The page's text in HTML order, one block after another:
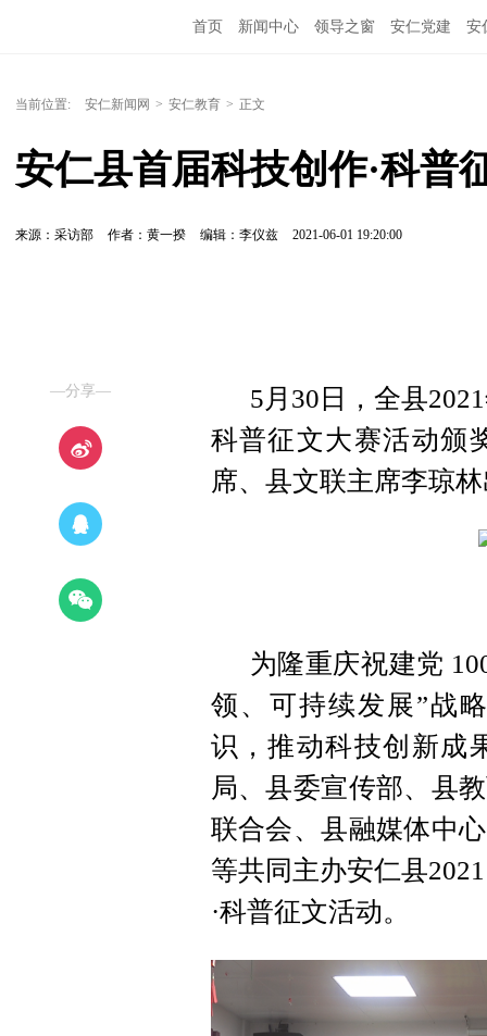
首页 新闻中心 领导之窗 安仁党建 安
当前位置: 安仁新闻网 > 安仁教育 > 正文
安仁县首届科技创作·科普
来源：采访部 作者：黄一揆 编辑：李仪兹 2021-06-01 19:20:00
—分享—
5月30日，全县
科普征文大赛活动颁
席、县文联主席李琼
为隆重庆祝建党
领、可持续发展”战
识，推动科技创新成
局、县委宣传部、县
联合会、县融媒体中
等共同主办安仁县
·科普征文活动。